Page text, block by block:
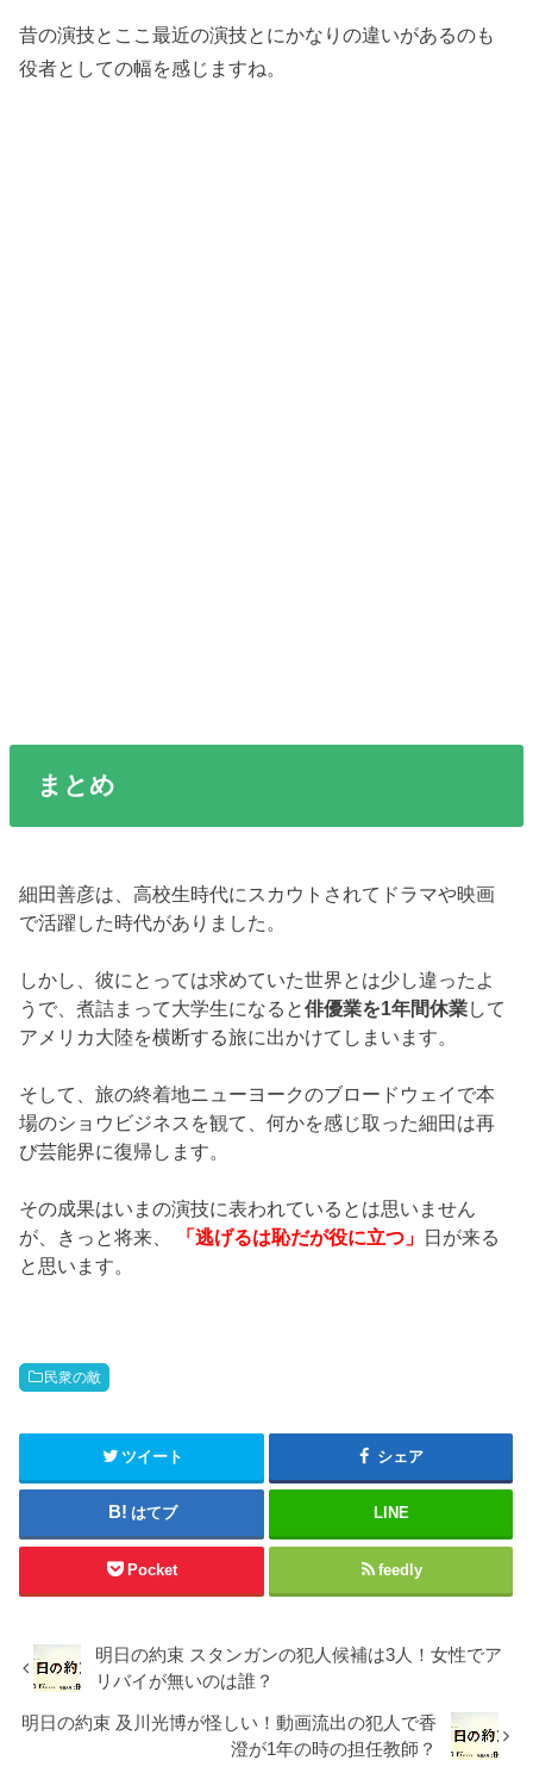
昔の演技とここ最近の演技とにかなりの違いがあるのも
役者としての幅を感じますね。
まとめ
細田善彦は、高校生時代にスカウトされてドラマや映画
で活躍した時代がありました。
しかし、彼にとっては求めていた世界とは少し違ったよ
うで、煮詰まって大学生になると俳優業を1年間休業して
アメリカ大陸を横断する旅に出かけてしまいます。
そして、旅の終着地ニューヨークのブロードウェイで本
場のショウビジネスを観て、何かを感じ取った細田は再
び芸能界に復帰します。
その成果はいまの演技に表われているとは思いません
が、きっと将来、
「逃げるは恥だが役に立つ」 日が来る
と思います。
民衆の敵
ツイート シェア
はてブ LINE
Pocket feedly
明日の約束 スタンガンの犯人候補は3人！女性でア
リバイが無いのは誰？
明日の約束 及川光博が怪しい！動画流出の犯人で香
澄が1年の時の担任教師？